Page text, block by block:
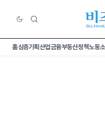
홈심층기획산업금융부동산정책노동